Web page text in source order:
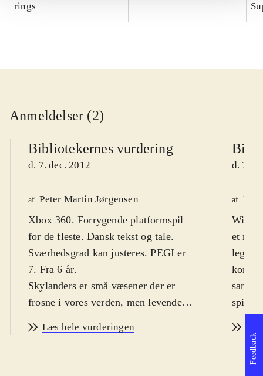
rings
Anmeldelser (2)
Bibliotekernes vurdering
d. 7. dec. 2012
af Peter Martin Jørgensen
Xbox 360. Forrygende platformspil
for de fleste. Dansk tekst og tale.
Sværhedsgrad kan justeres. PEGI er
7. Fra 6 år.
Skylanders er små væsener der er
frosne i vores verden, men levende
mediet mellem de to. Med til spillet
Læs hele vurderingen
d. 7.
af
Wii.
et
spillet
Feedback